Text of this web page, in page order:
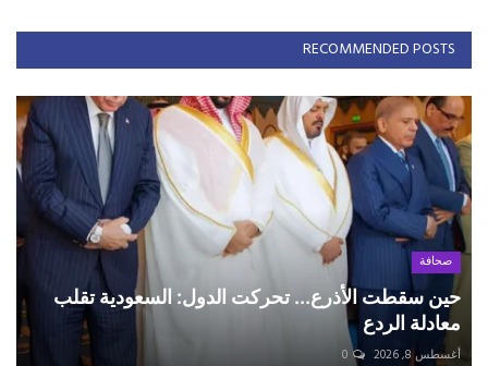
RECOMMENDED POSTS
صحافة
حين سقطت الأذرع... تحركت الدول: السعودية تقلب
معادلة الردع
أغسطس 8, 2026 0